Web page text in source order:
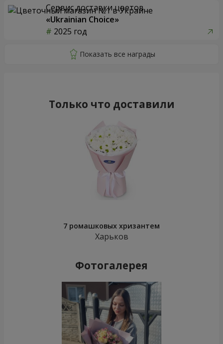
Сервис доставки цветов
«Ukrainian Choice»
2025 год
Только что доставили
7 ромашковых хризантем
Харьков
Фотогалерея